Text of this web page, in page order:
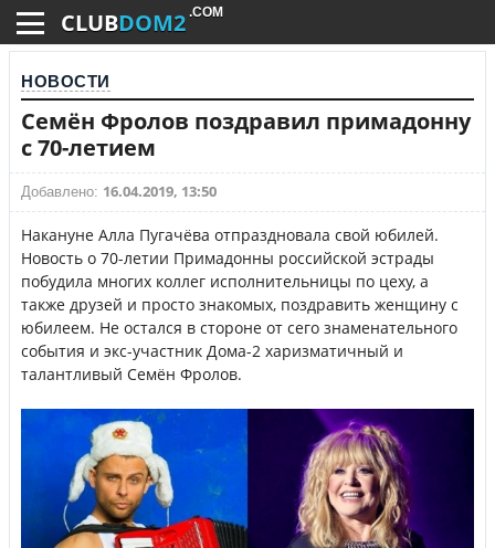
CLUBDOM2 .COM
НОВОСТИ
Семён Фролов поздравил примадонну
с 70-летием
Добавлено: 16.04.2019, 13:50
Накануне Алла Пугачёва отпраздновала свой юбилей.
Новость о 70-летии Примадонны российской эстрады
побудила многих коллег исполнительницы по цеху, а
также друзей и просто знакомых, поздравить женщину с
юбилеем. Не остался в стороне от сего знаменательного
события и экс-участник Дома-2 харизматичный и
талантливый Семён Фролов.